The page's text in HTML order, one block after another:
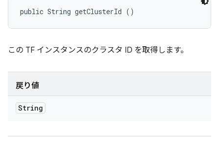
public String getClusterId ()
この TF インスタンスのクラスタ ID を取得します。
戻り値
String